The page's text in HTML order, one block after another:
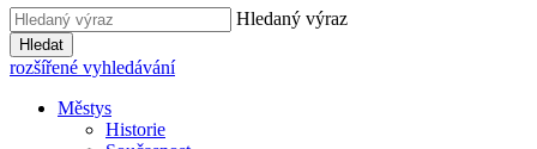
Hledaný výraz
Hledat
rozšířené vyhledávání
Městys
Historie